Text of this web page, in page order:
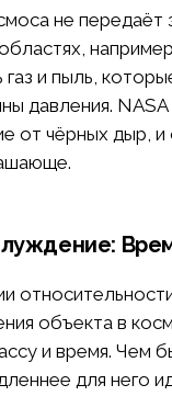
не передаёт
газ и пыль,
давления.
от чёрных дыр, и
объекта в
и время. Чем
для него